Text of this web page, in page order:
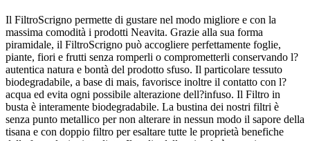
Il FiltroScrigno permette di gustare nel modo migliore e con la
massima comodità i prodotti Neavita. Grazie alla sua forma
piramidale, il FiltroScrigno può accogliere perfettamente foglie,
piante, fiori e frutti senza romperli o comprometterli conservando l?
autentica natura e bontà del prodotto sfuso. Il particolare tessuto
biodegradabile, a base di mais, favorisce inoltre il contatto con l?
acqua ed evita ogni possibile alterazione dell?infuso. Il Filtro in
busta è interamente biodegradabile. La bustina dei nostri filtri è
senza punto metallico per non alterare in nessun modo il sapore della
tisana e con doppio filtro per esaltare tutte le proprietà benefiche